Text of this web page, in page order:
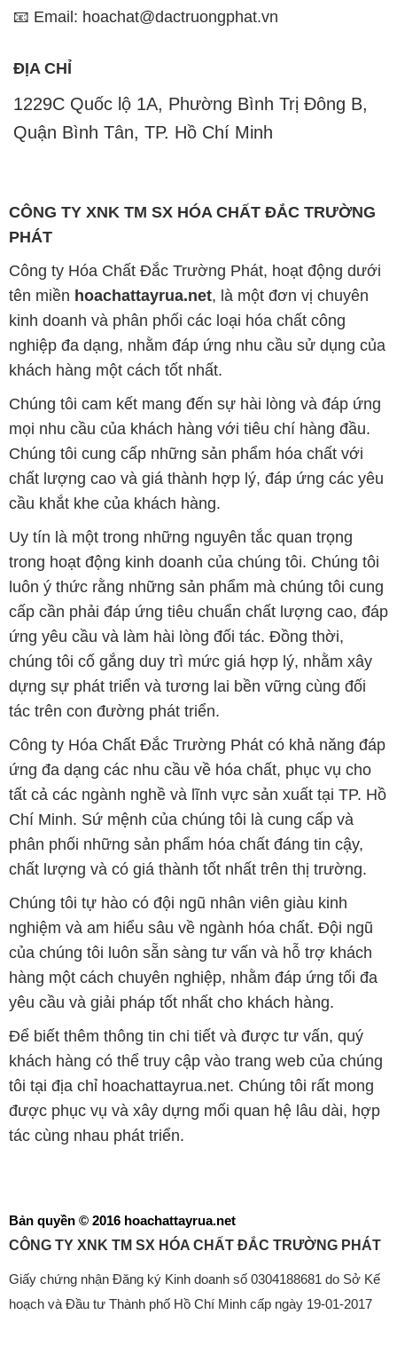
📧 Email: hoachat@dactruongphat.vn
ĐỊA CHỈ
1229C Quốc lộ 1A, Phường Bình Trị Đông B,
Quận Bình Tân, TP. Hồ Chí Minh
CÔNG TY XNK TM SX HÓA CHẤT ĐẮC TRƯỜNG
PHÁT
Công ty Hóa Chất Đắc Trường Phát, hoạt động dưới
tên miền hoachattayrua.net, là một đơn vị chuyên
kinh doanh và phân phối các loại hóa chất công
nghiệp đa dạng, nhằm đáp ứng nhu cầu sử dụng của
khách hàng một cách tốt nhất.
Chúng tôi cam kết mang đến sự hài lòng và đáp ứng
mọi nhu cầu của khách hàng với tiêu chí hàng đầu.
Chúng tôi cung cấp những sản phẩm hóa chất với
chất lượng cao và giá thành hợp lý, đáp ứng các yêu
cầu khắt khe của khách hàng.
Uy tín là một trong những nguyên tắc quan trọng
trong hoạt động kinh doanh của chúng tôi. Chúng tôi
luôn ý thức rằng những sản phẩm mà chúng tôi cung
cấp cần phải đáp ứng tiêu chuẩn chất lượng cao, đáp
ứng yêu cầu và làm hài lòng đối tác. Đồng thời,
chúng tôi cố gắng duy trì mức giá hợp lý, nhằm xây
dựng sự phát triển và tương lai bền vững cùng đối
tác trên con đường phát triển.
Công ty Hóa Chất Đắc Trường Phát có khả năng đáp
ứng đa dạng các nhu cầu về hóa chất, phục vụ cho
tất cả các ngành nghề và lĩnh vực sản xuất tại TP. Hồ
Chí Minh. Sứ mệnh của chúng tôi là cung cấp và
phân phối những sản phẩm hóa chất đáng tin cậy,
chất lượng và có giá thành tốt nhất trên thị trường.
Chúng tôi tự hào có đội ngũ nhân viên giàu kinh
nghiệm và am hiểu sâu về ngành hóa chất. Đội ngũ
của chúng tôi luôn sẵn sàng tư vấn và hỗ trợ khách
hàng một cách chuyên nghiệp, nhằm đáp ứng tối đa
yêu cầu và giải pháp tốt nhất cho khách hàng.
Để biết thêm thông tin chi tiết và được tư vấn, quý
khách hàng có thể truy cập vào trang web của chúng
tôi tại địa chỉ hoachattayrua.net. Chúng tôi rất mong
được phục vụ và xây dựng mối quan hệ lâu dài, hợp
tác cùng nhau phát triển.
Bản quyền © 2016 hoachattayrua.net
CÔNG TY XNK TM SX HÓA CHẤT ĐẮC TRƯỜNG PHÁT
Giấy chứng nhận Đăng ký Kinh doanh số 0304188681 do Sở Kế
hoạch và Đầu tư Thành phố Hồ Chí Minh cấp ngày 19-01-2017